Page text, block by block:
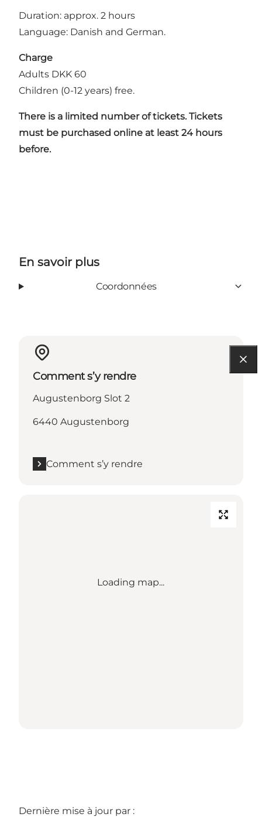
Duration: approx. 2 hours
Language: Danish and German.
Charge
Adults DKK 60
Children (0-12 years) free.
There is a limited number of tickets. Tickets
must be purchased online at least 24 hours
before.
En savoir plus
Coordonnées
Comment s’y rendre
Augustenborg Slot 2
6440 Augustenborg
Comment s’y rendre
Loading map...
Dernière mise à jour par :